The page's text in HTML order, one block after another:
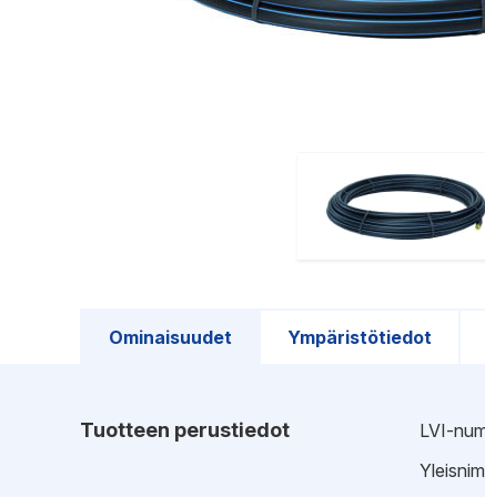
Ominaisuudet Ympäristötiedot
Tuotteen perustiedot LVI-